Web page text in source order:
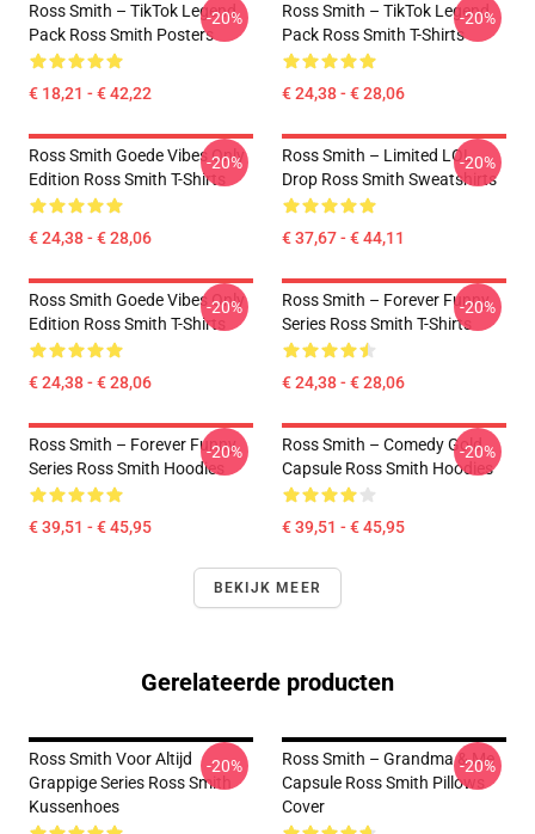
Ross Smith – TikTok Legend
Pack Ross Smith Posters
€ 18,21 - € 42,22
-20%
Ross Smith – TikTok Legend
Pack Ross Smith T-Shirts
€ 24,38 - € 28,06
-20%
Ross Smith Goede Vibes Only
Edition Ross Smith T-Shirts
€ 24,38 - € 28,06
-20%
Ross Smith – Limited LOL
Drop Ross Smith Sweatshirts
€ 37,67 - € 44,11
-20%
Ross Smith Goede Vibes Only
Edition Ross Smith T-Shirts
€ 24,38 - € 28,06
-20%
Ross Smith – Forever Funny
Series Ross Smith T-Shirts
€ 24,38 - € 28,06
-20%
Ross Smith – Forever Funny
Series Ross Smith Hoodies
€ 39,51 - € 45,95
-20%
Ross Smith – Comedy Gold
Capsule Ross Smith Hoodies
€ 39,51 - € 45,95
-20%
BEKIJK MEER
Gerelateerde producten
Ross Smith Voor Altijd
Grappige Series Ross Smith
Kussenhoes
-20%
Ross Smith – Grandma & Me
Capsule Ross Smith Pillows
Cover
-20%